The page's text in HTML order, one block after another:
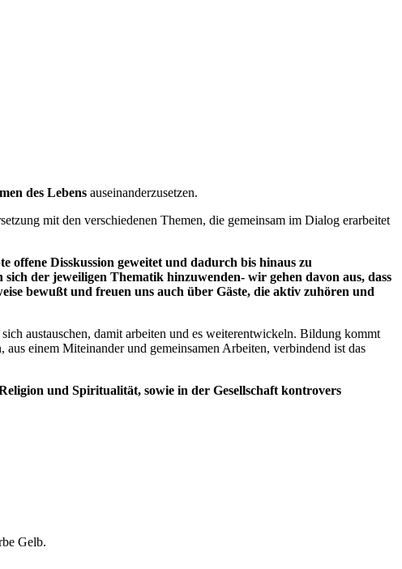
des Lebens auseinanderzusetzen.
mit den verschiedenen Themen, die gemeinsam im Dialog erarbeitet
offene Disskussion geweitet und dadurch bis hinaus zu
der jeweiligen Thematik hinzuwenden- wir gehen davon aus, dass
bewußt und freuen uns auch über Gäste, die aktiv zuhören und
austauschen, damit arbeiten und es weiterentwickeln. Bildung kommt
einem Miteinander und gemeinsamen Arbeiten, verbindend ist das
und Spiritualität, sowie in der Gesellschaft kontrovers
Gelb.